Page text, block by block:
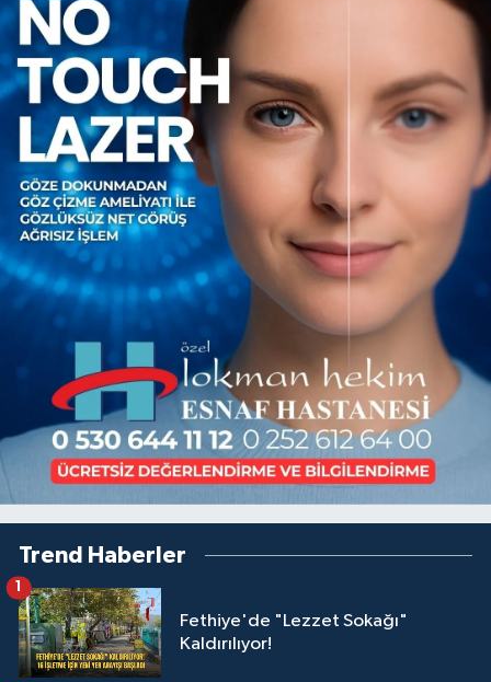
Trend Haberler
Fethiye'de "Lezzet Sokağı"
Kaldırılıyor!